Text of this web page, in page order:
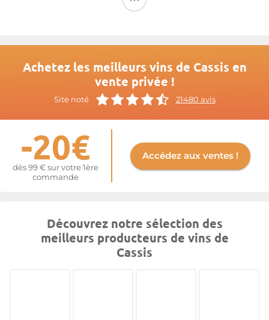
autorisent une production annuelle d'un
Clairette, la Marsanne, le Doucillon (nom local du Bourboulenc)
et le Sauvignon. Les vinsCassis rouges et les rosés utilisent le
Grenache, le Cinsault et le Mourvèdre. Le Château Barbanau
offre un très bel aperçu de ces assemblages.
Plus d'informations sur le site deCassis
Achetez les meilleurs vins de Cassis en
vente privée !
Site noté 21480 avis
-20€
dès 99 € sur votre 1ère
commande
Accédez aux ventes !
Découvrez notre sélection des
meilleurs producteurs de vins de
Cassis